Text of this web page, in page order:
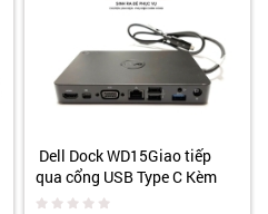
Dell Dock WD15Giao tiếp
qua cổng USB Type C Kèm
Adapter 180w